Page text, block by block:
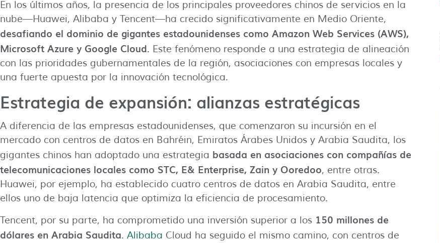
En los últimos años, la presencia de los principales proveedores chinos de servicios en la
nube—Huawei, Alibaba y Tencent—ha crecido significativamente en Medio Oriente,
desafiando el dominio de gigantes estadounidenses como Amazon Web Services (AWS),
Microsoft Azure y Google Cloud. Este fenómeno responde a una estrategia de alineación
con las prioridades gubernamentales de la región, asociaciones con empresas locales y
una fuerte apuesta por la innovación tecnológica.
Estrategia de expansión: alianzas estratégicas
A diferencia de las empresas estadounidenses, que comenzaron su incursión en el
mercado con centros de datos en Bahréin, Emiratos Árabes Unidos y Arabia Saudita, los
gigantes chinos han adoptado una estrategia basada en asociaciones con compañías de
telecomunicaciones locales como STC, E& Enterprise, Zain y Ooredoo, entre otras.
Huawei, por ejemplo, ha establecido cuatro centros de datos en Arabia Saudita, entre
ellos uno de baja latencia que optimiza la eficiencia de procesamiento.
Tencent, por su parte, ha comprometido una inversión superior a los 150 millones de
dólares en Arabia Saudita. Alibaba Cloud ha seguido el mismo camino, con centros de